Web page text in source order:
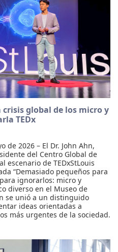
crisis global de los micro y
TEDx
de 2026 – El Dr. John Ahn,
del Centro Global de
escenario de TEDxStLouis
“Demasiado pequeños para
ignorarlos: micro y
diverso en el Museo de
se unió a un distinguido
ideas orientadas a
más urgentes de la sociedad.